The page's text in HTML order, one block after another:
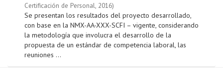
Certificación de Personal, 2016)
Se presentan los resultados del proyecto desarrollado,
con base en la NMX-AA-XXX-SCFI – vigente, considerando
la metodología que involucra el desarrollo de la
propuesta de un estándar de competencia laboral, las
reuniones ...